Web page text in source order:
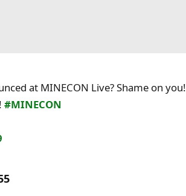
at MINECON Live? Shame on you!
#MINECON